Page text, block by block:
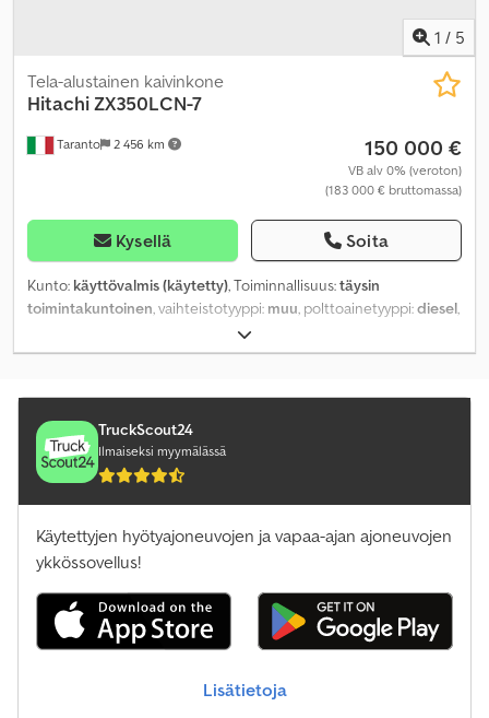
1 / 5
Taranto 2 456 km
Tela-alustainen kaivinkone
HitachiZX350LCN-7
150 000 €
VB alv 0% (veroton)
(183 000 € bruttomassa)
Kysellä Soita
Kunto: käyttövalmis (käytetty), Toiminnallisuus:täysin
toimintakuntoinen, vaihteistotyyppi: muu, polttoainetyyppi:diesel,
, Valmistusvuosi:
hydraulivasara, hytti, ilmastointi, lisäajovalot, teräsketjut,
TruckScout24
Ilmaiseksi myymälässä
Käytettyjen hyötyajoneuvojen ja vapaa-ajan ajoneuvojen
ykkössovellus!
Lisätietoja